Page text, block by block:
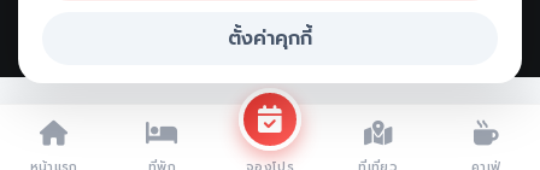
2026 All rights reserved |
ตั้งค่าคุกกี้
หน้าแรก ที่พัก ที่เที่ยว คาเฟ่